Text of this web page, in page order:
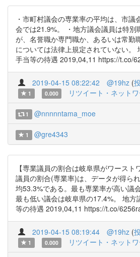
・市町村議会の専業率の平均は、市議
会では21.9%。 ・地方議会議員は特別
が、名誉職か専門職か、あるいは常勤
については法律上規定されていない。
手当等の待遇 2019,04,11 https://t.co/
2019-04-15 08:22:42 @19hz (
1
0.000 リツイート・ネット
1 @nnnnntama_moe
1 @gre4343
【専業議員の割合は岐阜県がワースト
議員の割合(専業率)は、データが得ら
均53.3%である。最も専業率が高い議
最も低い議会は岐阜県の17.4%。 地方
等の待遇 2019,04,11 https://t.co/
2019-04-15 08:19:44 @19hz (
1
0.000 リツイート・ネット